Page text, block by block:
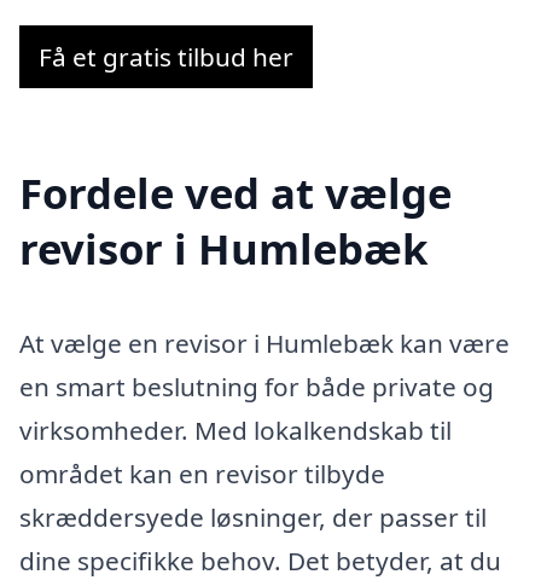
Få et gratis tilbud her
Fordele ved at vælge
revisor i Humlebæk
At vælge en revisor i Humlebæk kan være
en smart beslutning for både private og
virksomheder. Med lokalkendskab til
området kan en revisor tilbyde
skræddersyede løsninger, der passer til
dine specifikke behov. Det betyder, at du